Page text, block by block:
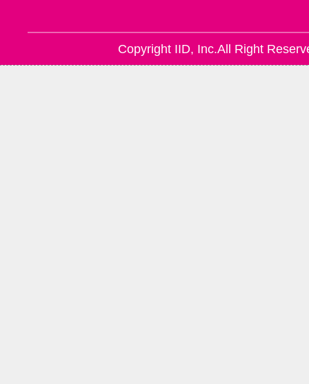
Copyright IID, Inc.All Right